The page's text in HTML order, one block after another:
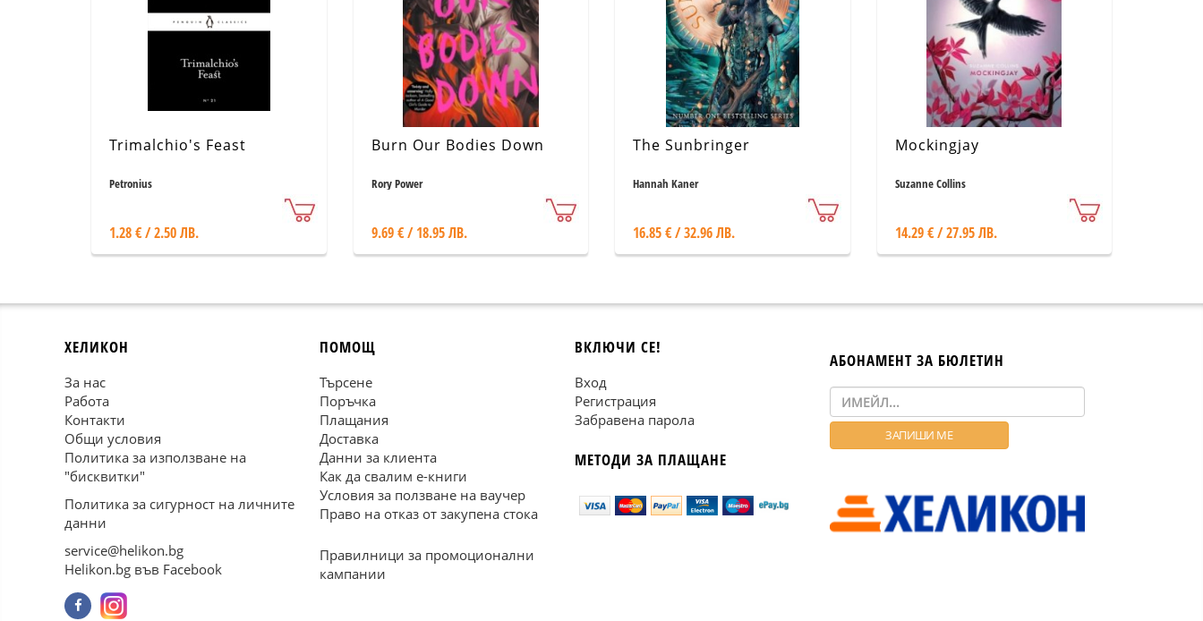
Trimalchio's Feast
Petronius
1.28 € / 2.50 ЛВ.
Burn Our Bodies Down
Rory Power
9.69 € / 18.95 ЛВ.
The Sunbringer
Hannah Kaner
16.85 € / 32.96 ЛВ.
Mockingjay
Suzanne Collins
14.29 € / 27.95 ЛВ.
ХЕЛИКОН
За нас
Работа
Контакти
Общи условия
Политика за използване на
"бисквитки"
Политика за сигурност на личните
данни
service@helikon.bg
Helikon.bg във Facebook
ПОМОЩ
Търсене
Поръчка
Плащания
Доставка
Данни за клиента
Как да свалим е-книги
Условия за ползване на ваучер
Право на отказ от закупена стока
Правилници за промоционални
кампании
ВКЛЮЧИ СЕ!
Вход
Регистрация
Забравена парола
МЕТОДИ ЗА ПЛАЩАНЕ
АБОНАМЕНТ ЗА БЮЛЕТИН